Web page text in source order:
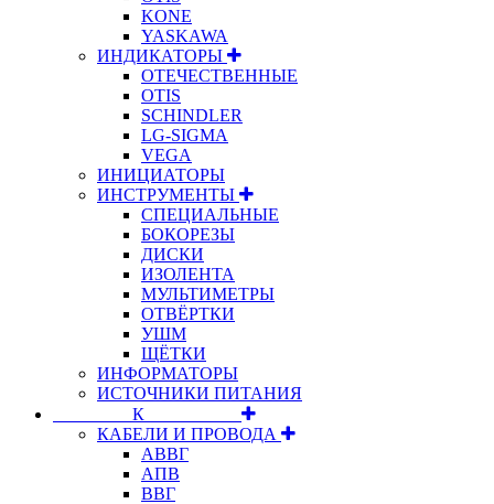
KONE
YASKAWA
ИНДИКАТОРЫ
ОТЕЧЕСТВЕННЫЕ
OTIS
SCHINDLER
LG-SIGMA
VEGA
ИНИЦИАТОРЫ
ИНСТРУМЕНТЫ
СПЕЦИАЛЬНЫЕ
БОКОРЕЗЫ
ДИСКИ
ИЗОЛЕНТА
МУЛЬТИМЕТРЫ
ОТВЁРТКИ
УШМ
ЩЁТКИ
ИНФОРМАТОРЫ
ИСТОЧНИКИ ПИТАНИЯ
⠀⠀⠀⠀⠀⠀К⠀⠀⠀⠀⠀⠀⠀
КАБЕЛИ И ПРОВОДА
АВВГ
АПВ
ВВГ